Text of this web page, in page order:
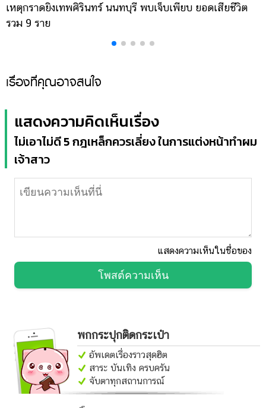
เหตุกราดยิงเทพศิรินทร์ นนทบุรี พบเจ็บเพียบ ยอดเสียชีวิต
รวม 9 ราย
เรื่องที่คุณอาจสนใจ
แสดงความคิดเห็นเรื่อง
ไม่เอาไม่ดี 5 กฎเหล็กควรเลี่ยง ในการแต่งหน้าทำผม
เจ้าสาว
แสดงความเห็นในชื่อของ
โพสต์ความเห็น
พกกระปุกติดกระเป๋า
อัพเดตเรื่องราวสุดฮิต
สาระ บันเทิง ครบครัน
จับตาทุกสถานการณ์